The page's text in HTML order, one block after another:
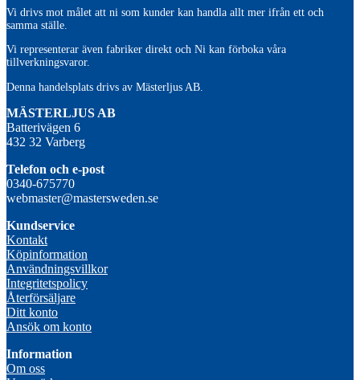
Vi drivs mot målet att ni som kunder kan handla allt mer ifrån ett och
samma ställe.
Vi representerar även fabriker direkt och Ni kan förboka våra
tillverkningsvaror.
Denna handelsplats drivs av Mästerljus AB.
MÄSTERLJUS AB
Batterivägen 6
432 32 Varberg
Telefon och e-post
0340-675770
webmaster@mastersweden.se
Kundservice
Kontakt
Köpinformation
Användningsvillkor
Integritetspolicy
Återförsäljare
Ditt konto
Ansök om konto
Information
Om oss